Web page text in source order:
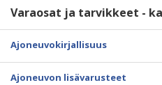
Varaosat ja tarvikkeet -
Ajoneuvokirjallisuus
Ajoneuvon lisävarusteet